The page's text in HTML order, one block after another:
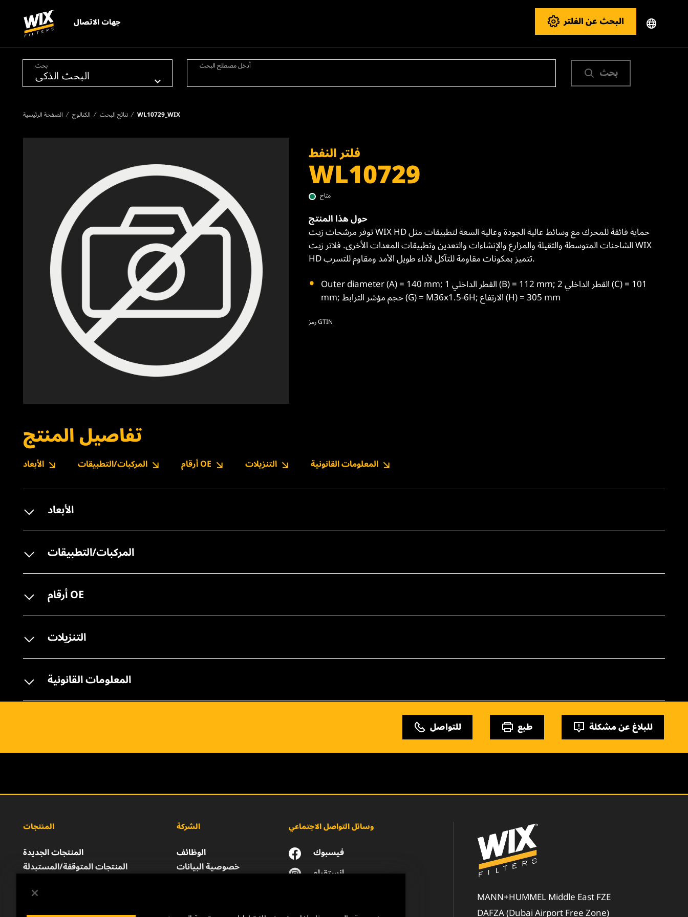
جهات الاتصال البحث عن الفلتر
بحث أدخل مصطلح البحث بحث
الصفحة الرئيسية الكتالوج نتائج البحث WL10729_WIX
فلتر النفط
WL10729
متاح
حول هذا المنتج
توفر مرشحات زيت WIX HD حماية فائقة للمحرك مع وسائط عالية الجودة وعالية السعة لتطبيقات مثل
الشاحنات المتوسطة والثقيلة والمزارع والإنشاءات والتعدين وتطبيقات المعدات الأخرى. فلاتر زيت WIX
HD تتميز بمكونات مقاومة للتآكل لأداء طويل الأمد ومقاوم للتسرب.
Outer diameter (A) = 140 mm; القطر الداخلي 1 (B) = 112 mm; القطر الداخلي 2 (C) = 101
mm; حجم مؤشر الترابط (G) = M36x1.5-6H; الارتفاع (H) = 305 mm
رمز GTIN
تفاصيل المنتج
الأبعاد المركبات/التطبيقات أرقام OE التنزيلات المعلومات القانونية
الأبعاد
المركبات/التطبيقات
أرقام OE
التنزيلات
المعلومات القانونية
للتواصل طبع للبلاغ عن مشكلة
المنتجات
المنتجات الجديدة
المنتجات المتوقفة/المستبدلة
الشركة
الوظائف
خصوصية البيانات
وسائل التواصل الاجتماعي
فيسبوك
انستقرام
MANN+HUMMEL Middle East FZE